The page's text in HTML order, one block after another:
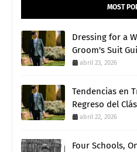
MOST
Dressing for a
Groom's Suit
abril 23, 2026
Tendencias en
Regreso del
abril 22, 2026
Four Schools,